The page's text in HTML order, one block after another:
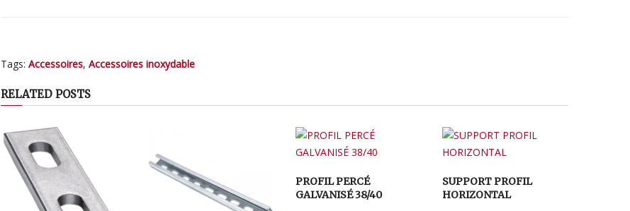
Tags:Accessoires,Accessoires inoxydable
RELATED POSTS
PROFIL PERCÉ
GALVANISÉ 38/40
SUPPORT PROFIL
HORIZONTAL